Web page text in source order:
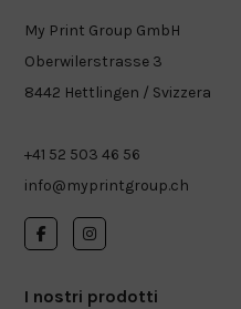
My Print Group GmbH
Oberwilerstrasse 3
8442 Hettlingen / Svizzera
+41 52 503 46 56
info@myprintgroup.ch
I nostri prodotti